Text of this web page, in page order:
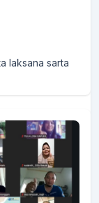
laksana sarta